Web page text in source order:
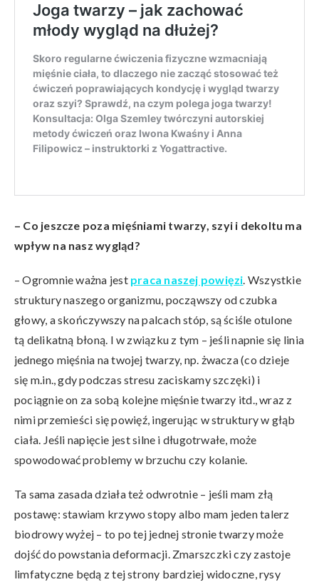
– Co jeszcze poza mięśniami twarzy, szyi i dekoltu ma
wpływ na nasz wygląd?
– Ogromnie ważna jest praca naszej powięzi. Wszystkie
struktury naszego organizmu, począwszy od czubka
głowy, a skończywszy na palcach stóp, są ściśle otulone
tą delikatną błoną. I w związku z tym – jeśli napnie się linia
jednego mięśnia na twojej twarzy, np. żwacza (co dzieje
się m.in., gdy podczas stresu zaciskamy szczęki) i
pociągnie on za sobą kolejne mięśnie twarzy itd., wraz z
nimi przemieści się powięź, ingerując w struktury w głąb
ciała. Jeśli napięcie jest silne i długotrwałe, może
spowodować problemy w brzuchu czy kolanie.
Ta sama zasada działa też odwrotnie – jeśli mam złą
postawę: stawiam krzywo stopy albo mam jeden talerz
biodrowy wyżej – to po tej jednej stronie twarzy może
dojść do powstania deformacji. Zmarszczki czy zastoje
limfatyczne będą z tej strony bardziej widoczne, rysy